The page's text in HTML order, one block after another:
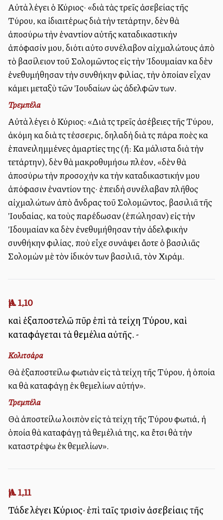
Αὐτὰ λέγει ὁ Κύριος· «διὰ τὰς τρεῖς ἀσεβείας τῆς
Τύρου, καὶ ἰδιαιτέρως διὰ τὴν τετάρτην, δὲν θὰ
ἀποσύρω τὴν ἐναντίον αὐτῆς καταδικαστικὴν
ἀπόφασίν μου, διότι αὐτοὶ συνέλαβον αἰχμαλώτους ἀπὸ
τὸ βασίλειον τοῦ Σολομῶντος εἰς τὴν Ἰδουμαίαν καὶ δὲν
ἐνεθυμήθησαν τὴν συνθήκην φιλίας, τὴν ὁποίαν εἶχαν
κάμει μεταξὺ τῶν Ἰουδαίων ὡς ἀδελφῶν των.
Τρεμπέλα
Αὐτὰ λέγει ὁ Κύριος: «Διὰ τὶς τρεῖς ἀσέβειες τῆς Τύρου,
ἀκόμη καὶ διὰ τὶς τέσσερις, δηλαδὴ διὰ τὶς πάρα πολλὲς καὶ
ἐπανειλημμένες ἁμαρτίες της (ἤ: Καὶ μάλιστα διὰ τὴν
τετάρτην), δὲν θὰ μακροθυμήσω πλέον, «δὲν θὰ
ἀποσύρω τὴν προσοχὴν καὶ τὴν καταδικαστικήν μου
ἀπόφασιν ἐναντίον της· ἐπειδὴ συνέλαβαν πλῆθος
αἰχμαλώτων ἀπὸ ἄνδρας τοῦ Σολομῶντος, βασιλιᾶ τῆς
Ἰουδαίας, καὶ τοὺς παρέδωσαν (ἐπώλησαν) εἰς τὴν
Ἰδουμαίαν καὶ δὲν ἐνεθυμήθησαν τὴν ἀδελφικὴν
συνθήκην φιλίας, ποὺ εἶχε συνάψει ἄλλοτε ὁ βασιλιᾶς
Σολομὼν μὲ τὸν ἰδικόν των βασιλιᾶ, τὸν Χιράμ.
Ἀμ. 1,10
καὶ ἐξαποστελῶ πῦρ ἐπὶ τὰ τείχη Τύρου, καὶ
καταφάγεται τὰ θεμέλια αὐτῆς. -
Κολιτσάρα
Θὰ ἐξαποστείλω φωτιὰν εἰς τὰ τείχη τῆς Τύρου, ἡ ὁποία
καὶ θὰ καταφάγῃ ἐκ θεμελίων αὐτήν».
Τρεμπέλα
Θὰ ἀποστείλω λοιπὸν εἰς τὰ τείχη τῆς Τύρου φωτιά, ἡ
ὁποία θὰ καταφάγῃ τὰ θεμέλιά της, καὶ ἔτσι θὰ τὴν
καταστρέψω ἐκ θεμελίων».
Ἀμ. 1,11
Τάδε λέγει Κύριος· ἐπὶ ταῖς τρισὶν ἀσεβείαις τῆς